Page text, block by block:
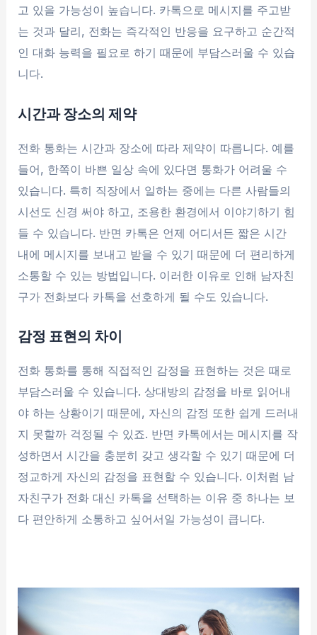
고 있을 가능성이 높습니다. 카톡으로 메시지를 주고받
는 것과 달리, 전화는 즉각적인 반응을 요구하고 순간적
인 대화 능력을 필요로 하기 때문에 부담스러울 수 있습
니다.
시간과 장소의 제약
전화 통화는 시간과 장소에 따라 제약이 따릅니다. 예를
들어, 한쪽이 바쁜 일상 속에 있다면 통화가 어려울 수
있습니다. 특히 직장에서 일하는 중에는 다른 사람들의
시선도 신경 써야 하고, 조용한 환경에서 이야기하기 힘
들 수 있습니다. 반면 카톡은 언제 어디서든 짧은 시간
내에 메시지를 보내고 받을 수 있기 때문에 더 편리하게
소통할 수 있는 방법입니다. 이러한 이유로 인해 남자친
구가 전화보다 카톡을 선호하게 될 수도 있습니다.
감정 표현의 차이
전화 통화를 통해 직접적인 감정을 표현하는 것은 때로
부담스러울 수 있습니다. 상대방의 감정을 바로 읽어내
야 하는 상황이기 때문에, 자신의 감정 또한 쉽게 드러내
지 못할까 걱정될 수 있죠. 반면 카톡에서는 메시지를 작
성하면서 시간을 충분히 갖고 생각할 수 있기 때문에 더
정교하게 자신의 감정을 표현할 수 있습니다. 이처럼 남
자친구가 전화 대신 카톡을 선택하는 이유 중 하나는 보
다 편안하게 소통하고 싶어서일 가능성이 큽니다.